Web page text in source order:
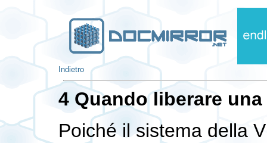
Indietro
4 Quando liberare
Poiché il sistema della